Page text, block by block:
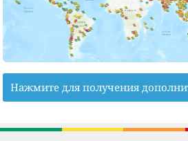
Нажмите для получения